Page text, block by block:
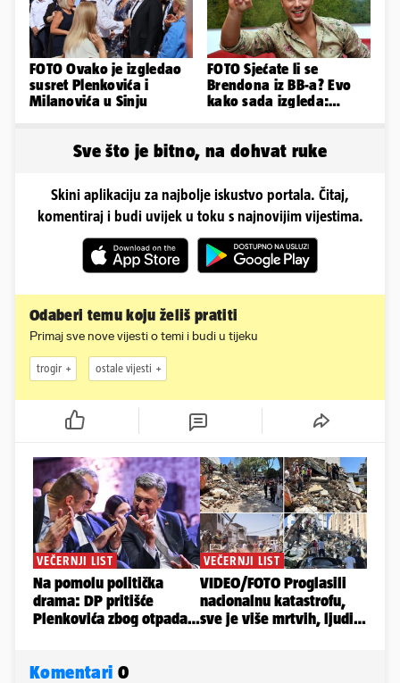
FOTO Ovako je izgledao
susret Plenkovića i
Milanovića u Sinju
FOTO Sjećate li se
Brendona iz BB-a? Evo
kako sada izgleda:
Sve što je bitno, na dohvat ruke
Skini aplikaciju za najbolje iskustvo portala. Čitaj,
komentiraj i budi uvijek u toku s najnovijim vijestima.
Odaberi temu koju želiš pratiti
Primaj sve nove vijesti o temi i budi u tijeku
trogir ostale vijesti
Komentari 0